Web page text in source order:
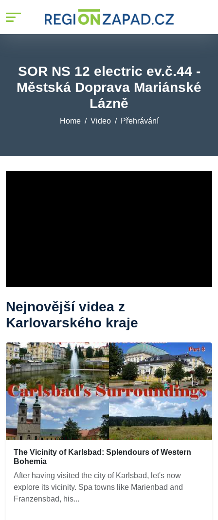
SOR NS 12 electric ev.č.44 -
Městská Doprava Mariánské
Lázně
Home Video Přehrávání
Nejnovější videa z
Karlovarského kraje
The Vicinity of Karlsbad: Splendours of Western
Bohemia
After having visited the city of Karlsbad, let's now
explore its vicinity. Spa towns like Marienbad and
Franzensbad, his...